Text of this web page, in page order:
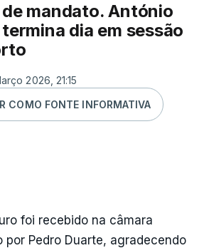
mandato. António
dia em sessão
2026, 21:15
COMO FONTE INFORMATIVA
foi recebido na câmara
por Pedro Duarte, agradecendo